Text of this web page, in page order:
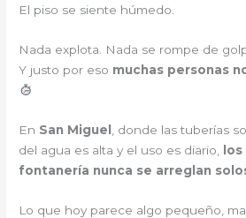
El piso se siente húmedo.
Nada explota. Nada se rompe de
Y justo por eso muchas personas
En San Miguel
, donde las tuberías
del agua es alta y el uso es diario,
fontanería nunca se arreglan
Lo que hoy parece algo pequeño,